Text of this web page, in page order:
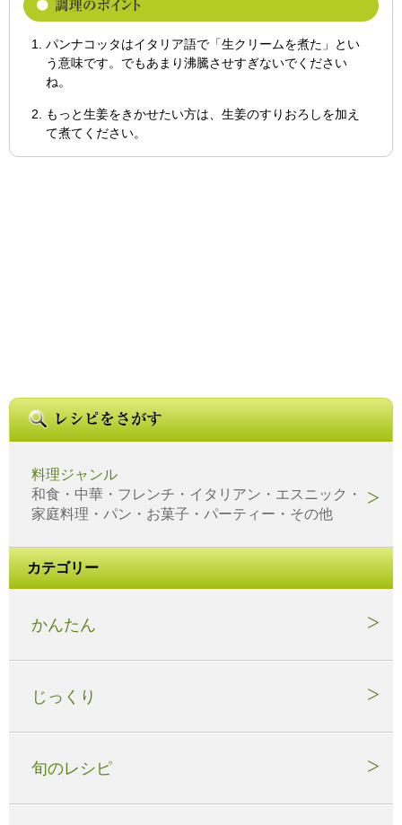
パンナコッタはイタリア語で「生クリームを煮た」とい
う意味です。でもあまり沸騰させすぎないでください
ね。
もっと生姜をきかせたい方は、生姜のすりおろしを加え
て煮てください。
料理ジャンル
和食・中華・フレンチ・イタリアン・エスニック・
家庭料理・パン・お菓子・パーティー・その他
カテゴリー
かんたん
じっくり
旬のレシピ